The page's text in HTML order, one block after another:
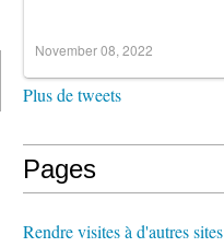
November 08, 2022
Plus de tweets
Pages
Rendre visites à d'autres sites